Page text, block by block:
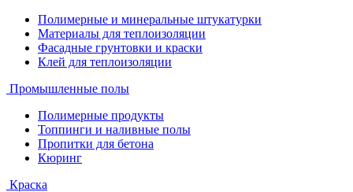
Полимерные и минеральные штукатурки
Материалы для теплоизоляции
Фасадные грунтовки и краски
Клей для теплоизоляции
Промышленные полы
Полимерные продукты
Топпинги и наливные полы
Пропитки для бетона
Кюринг
Краска